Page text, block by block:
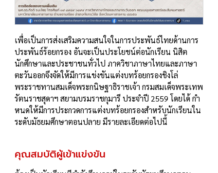
เพื่อเป็นการส่งเสริมความสนใจในการประพันธ์ไทยด้านการ
ประพันธ์ร้อยกรอง อันจะเป็นประโยชน์ต่อนักเรียน นิสิต
นักศึกษาและประชาชนทั่วไป ภาควิชาภาษาไทยและภาษา
ตะวันออกจึงจัดให้มีการแข่งขันแต่งบทร้อยกรองชิงโล่
พระราชทานสมเด็จพระกนิษฐาธิราชเจ้า กรมสมเด็จพระเทพ
รัตนราชสุดาฯ สยามบรมราชกุมารี ประจําปี 2559 โดยได้ กํา
หนดให้มีการประกวดการแต่งบทร้อยกรองสําหรับนักเรียนใน
ระดับมัธยมศึกษาตอนปลาย มีรายละเอียดต่อไปนี้
คุณสมบัติผู้เข้าแข่งขัน